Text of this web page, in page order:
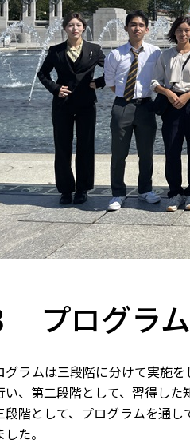
プログラ
グラムは三段階に分けて実施
い、第二段階として、習得した
段階として、プログラムを通
した。